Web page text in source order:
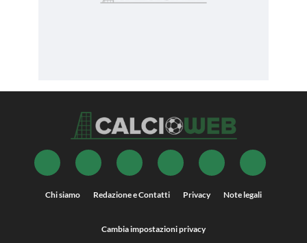
Chi siamo Redazione e Contatti Privacy Note legali
Cambia impostazioni privacy